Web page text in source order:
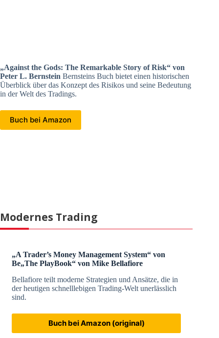
„Against the Gods: The Remarkable Story of Risk“ von
Peter L. Bernstein Bernsteins Buch bietet einen historischen
Überblick über das Konzept des Risikos und seine Bedeutung
in der Welt des Tradings.
Buch bei Amazon
Modernes Trading
„A Trader’s Money Management System“ von
Be„The PlayBook“ von Mike Bellafiore
Bellafiore teilt moderne Strategien und Ansätze, die in
der heutigen schnelllebigen Trading-Welt unerlässlich
sind.
Buch bei Amazon (original)